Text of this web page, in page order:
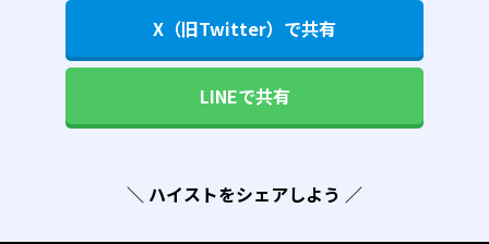
X（旧Twitter）で共有
LINEで共有
＼ ハイストをシェアしよう ／